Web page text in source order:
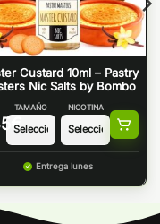
Custard 10ml – Pastry
Nic Salts by Bombo
€
TAMAÑO NICOTINA
Entrega lunes